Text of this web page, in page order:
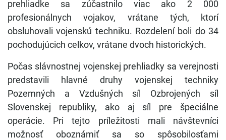
prehliadke sa zúčastnilo viac ako 2 000
profesionálnych vojakov, vrátane tých, ktorí
obsluhovali vojenskú techniku. Rozdelení boli do 34
pochodujúcich celkov, vrátane dvoch historických.
Počas slávnostnej vojenskej prehliadky sa verejnosti
predstavili hlavné druhy vojenskej techniky
Pozemných a Vzdušných síl Ozbrojených síl
Slovenskej republiky, ako aj síl pre špeciálne
operácie. Pri tejto príležitosti mali návštevníci
možnosť oboznámiť sa so spôsobilosťami